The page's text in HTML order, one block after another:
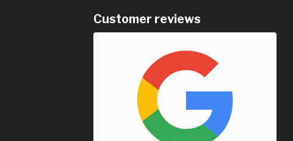
Customer reviews